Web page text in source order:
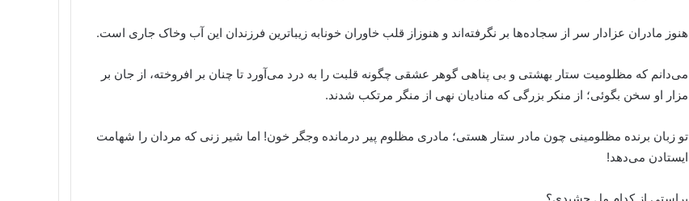
هنوز مادران عزادار سر از سجاده‌ها بر نگرفته‌اند و هنوزاز قلب خاوران خونابه زیباترین فرزندان این آب وخاک جاری است.
می‌دانم که مظلومیت ستار بهشتی و بی پناهی گوهر عشقی چگونه قلبت را به درد می‌آورد تا چنان بر افروخته، از جان بر
مزار او سخن بگوئی؛ از منکر بزرگی که منادیان نهی از منگر مرتکب شدند.
تو زبان برنده مظلومینی چون مادر ستار هستی؛ مادری مظلوم پیر درمانده وجگر خون! اما شیر زنی که مردان را شهامت
ایستادن می‌دهد!